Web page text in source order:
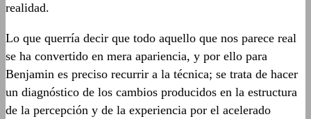
realidad.
Lo que querría decir que todo aquello que nos parece real
se ha convertido en mera apariencia, y por ello para
Benjamin es preciso recurrir a la técnica; se trata de hacer
un diagnóstico de los cambios producidos en la estructura
de la percepción y de la experiencia por el acelerado